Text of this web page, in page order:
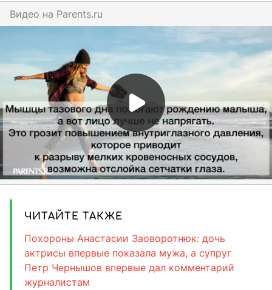
Видео на parents.ru
ЧИТАЙТЕ ТАКЖЕ
Похороны Анастасии Заоворотнюк: дочь
актрисы впервые показала мужа, а супруг
Петр Чернышов впервые дал комментарий
журналистам